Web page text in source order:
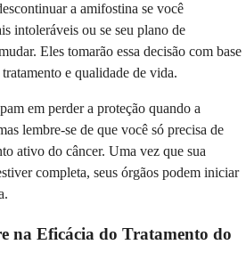
a amifostina se você
intoleráveis ​​ou se seu plano de
Eles tomarão essa decisão com base
e qualidade de vida.
em perder a proteção quando a
lembre-se de que você só precisa de
ativo do câncer. Uma vez que sua
completa, seus órgãos podem iniciar
na Eficácia do Tratamento do